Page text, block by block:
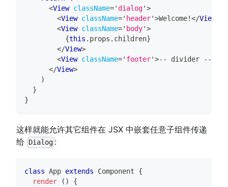
<View className='dialog'>
<View className=' header'>Welcome!</View
<View className=' body'>
{this . props . children}
</View>
<View className=' footer'>-- divider --
</View>
)
}
}
这样就能允许其它组件在 JSX 中嵌套任意子组件传递
给 Dialog :
class App extends Component
{
render
( )
{